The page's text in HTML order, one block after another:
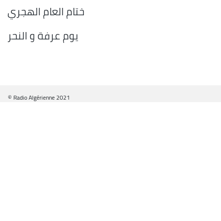
ختام العام الهجري
يوم عرفة و النحر
© Radio Algérienne 2021